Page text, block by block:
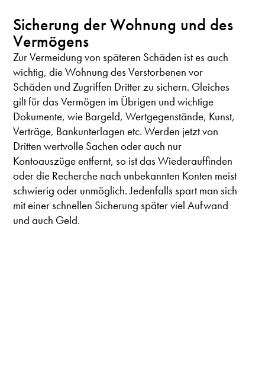
Sicherung der Wohnung und des
Vermögens
Zur Vermeidung von späteren Schäden ist es auch
wichtig, die Wohnung des Verstorbenen vor
Schäden und Zugriffen Dritter zu sichern. Gleiches
gilt für das Vermögen im Übrigen und wichtige
Dokumente, wie Bargeld, Wertgegenstände, Kunst,
Verträge, Bankunterlagen etc. Werden jetzt von
Dritten wertvolle Sachen oder auch nur
Kontoauszüge entfernt, so ist das Wiederauffinden
oder die Recherche nach unbekannten Konten meist
schwierig oder unmöglich. Jedenfalls spart man sich
mit einer schnellen Sicherung später viel Aufwand
und auch Geld.